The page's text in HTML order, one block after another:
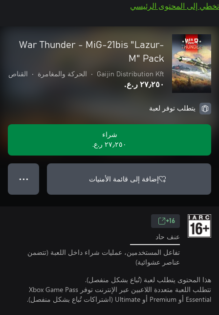
تخطي إلى المحتوى الرئيسي
War Thunder - MiG-21bis "Lazur-
M" Pack
Gaijin Distribution Kft
• الحركة والمغامرة • القناص
٢٧٫٢٥٠ ر.ع.‏
يتطلب توفر لعبة
شراء
٢٧٫٢٥٠ ر.ع.‏
إضافة إلى قائمة الأمنيات ● ● ●
16+
عنف حاد
تفاعل المستخدمين، عمليات شراء داخل اللعبة (تتضمن
عناصر عشوائية)
هذا المحتوى يتطلب لعبة (تُباع بشكل منفصل).
تتطلب اللعبة متعددة اللاعبين عبر الإنترنت توفر Xbox Game Pass
Essential أو Premium أو Ultimate (اشتراكات تُباع بشكل منفصل).